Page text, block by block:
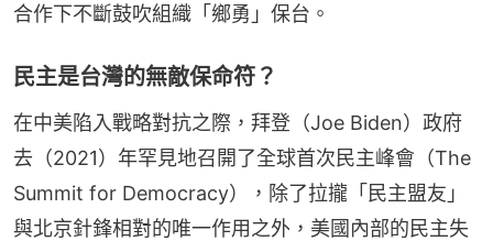
合作下不斷鼓吹組織「鄉勇」保台。
民主是台灣的無敵保命符？
在中美陷入戰略對抗之際，拜登（Joe Biden）政府
去（2021）年罕見地召開了全球首次民主峰會（The
Summit for Democracy），除了拉攏「民主盟友」
與北京針鋒相對的唯一作用之外，美國內部的民主失